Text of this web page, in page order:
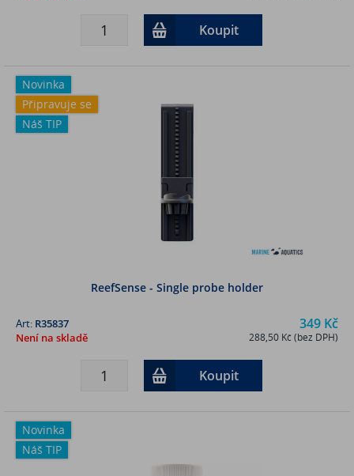
Koupit
Novinka
Připravuje se
Náš TIP
ReefSense - Single probe holder
349 Kč
288,50 Kč (bez DPH)
Art: R35837
Není na skladě
Koupit
Novinka
Náš TIP